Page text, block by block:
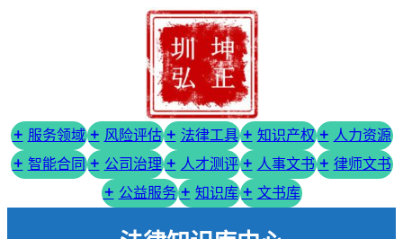
服务领域 风险评估 法律工具 知识产权
人力资源
智能合同
公司治理 人才测评 人事文书
律师文书
公益服务
知识库 文书库